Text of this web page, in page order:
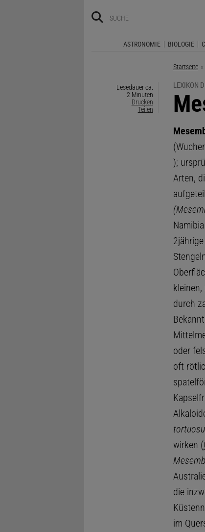
ASTRONOMIE BIOLOGIE
Startseite
Lesedauer ca.
2 Minuten
Drucken
Teilen
LEXIKON
:
);
Arten,
durch
oder
oft
wirken (
die
im